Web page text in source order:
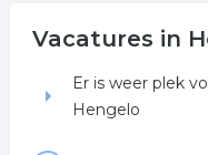
Vacatures in
Er is weer plek
Hengelo